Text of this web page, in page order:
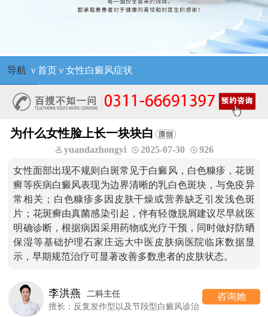
导航 ν 首页ν 女性白癜风症状
为什么女性脸上长一块块白
yuandazhongyi 2025-07-30 926
女性面部出现不规则白斑常见于白癜风，白色糠疹，花斑
癣等疾病白癜风表现为边界清晰的乳白色斑块，与免疫异
常相关；白色糠疹多因皮肤干燥或营养缺乏引发浅色斑
片；花斑癣由真菌感染引起，伴有轻微脱屑建议尽早就医
明确诊断，根据病因采用药物或光疗干预，同时做好防晒
保湿等基础护理石家庄远大中医皮肤病医院临床数据显
示，早期规范治疗可显著改善多数患者的皮肤状态。
李洪燕
二科主任
擅长：反复发作型以及节段型白癜风诊治
咨询她